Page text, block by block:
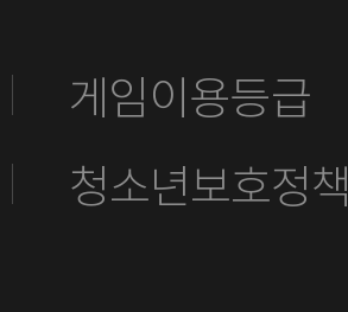
게임이용등급
청소년보호정책